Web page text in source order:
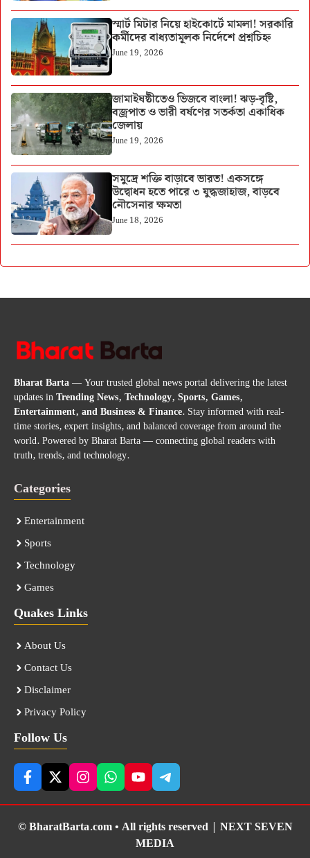
স্মার্ট মিটার নিয়ে হাইকোর্টে মামলা! সরকারি
কর্মীদের বাধ্যতামূলক নির্দেশে প্রশ্নচিহ্ন
June 19, 2026
জামাইষষ্ঠীতেও ভিজবে বাংলা! ঝড়-বৃষ্টি,
বজ্রপাত ও ভারী বর্ষণের সতর্কতা একাধিক
জেলায়
June 19, 2026
সমুদ্রে শক্তি বাড়াবে ভারত! একসঙ্গে
উদ্বোধন হতে পারে ৩ যুদ্ধজাহাজ, বাড়বে
নৌসেনার ক্ষমতা
June 18, 2026
Bharat Barta— Your trusted global news portal delivering the latest
updates inTrending News, Technology, Sports, Games,
Entertainment, and Business & Finance. Stay informed with real-
time stories, expert insights, and balanced coverage from around the
world. Powered by Bharat Barta — connecting global readers with
truth, trends, and technology.
Categories
Entertainment
Sports
Technology
Games
Quakes Links
About Us
Contact Us
Disclaimer
Privacy Policy
Follow Us
© BharatBarta.com • All rights reserved | NEXT SEVEN
MEDIA